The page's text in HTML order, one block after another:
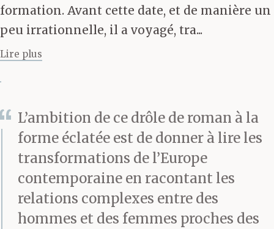
travail et de rencontre.
Sur la banquette arrière,
la jeune femme que
se tient raidie, un peu
absente. Je l’observe un
bref instant via le
miroir de courtoisie.
Comme nous sortions
formation. Avant cette date, et de manière un
peu irrationnelle, il a voyagé, tra...
Lire plus
L’ambition de ce drôle de roman à la
forme éclatée est de donner à lire les
transformations de l’Europe
contemporaine en racontant les
relations complexes entre des
hommes et des femmes proches des